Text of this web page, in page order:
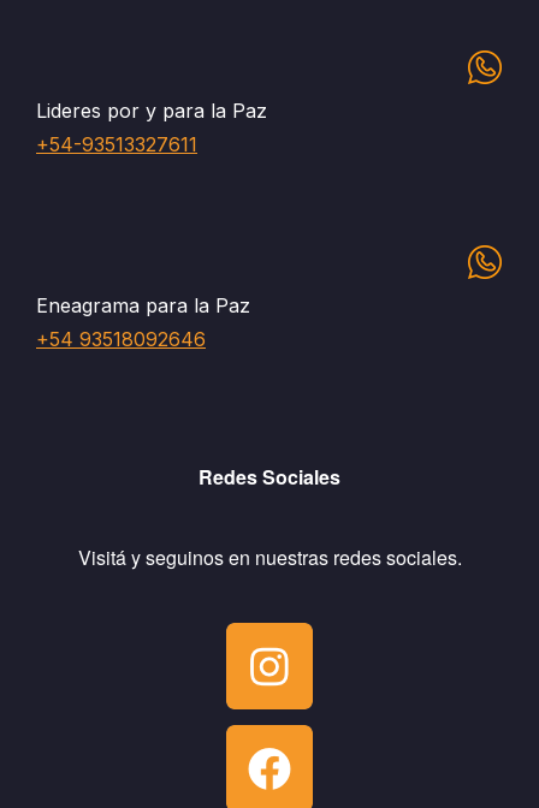
Lideres por y para la Paz
+54-93513327611
Eneagrama para la Paz
+54 93518092646
Redes Sociales
Visitá y seguinos en nuestras redes sociales.